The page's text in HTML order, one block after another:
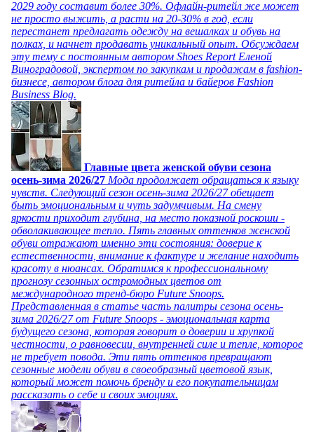
2029 году составит более 30%. Офлайн-ритейл же может
не просто выжить, а расти на 20-30% в год, если
перестанет предлагать одежду на вешалках и обувь на
полках, и начнет продавать уникальный опыт. Обсуждаем
эту тему с постоянным автором Shoes Report Еленой
Виноградовой, экспертом по закупкам и продажам в fashion-
бизнесе, автором блога для ритейла и байеров Fashion
Business Blog.
Главные цвета женской обуви сезона
осень-зима 2026/27 Мода продолжает обращаться к языку
чувств. Следующий сезон осень-зима 2026/27 обещает
быть эмоциональным и чуть задумчивым. На смену
яркости приходит глубина, на место показной роскоши -
обволакивающее тепло. Пять главных оттенков женской
обуви отражают именно эти состояния: доверие к
естественности, внимание к фактуре и желание находить
красоту в нюансах. Обратимся к профессиональному
прогнозу сезонных остромодных цветов от
международного тренд-бюро Future Snoops.
Представленная в статье часть палитры сезона осень-
зима 2026/27 от Future Snoops - эмоциональная карта
будущего сезона, которая говорит о доверии и хрупкой
честности, о равновесии, внутренней силе и тепле, которое
не требует повода. Эти пять оттенков превращают
сезонные модели обуви в своеобразный цветовой язык,
который может помочь бренду и его покупательницам
рассказать о себе и своих эмоциях.